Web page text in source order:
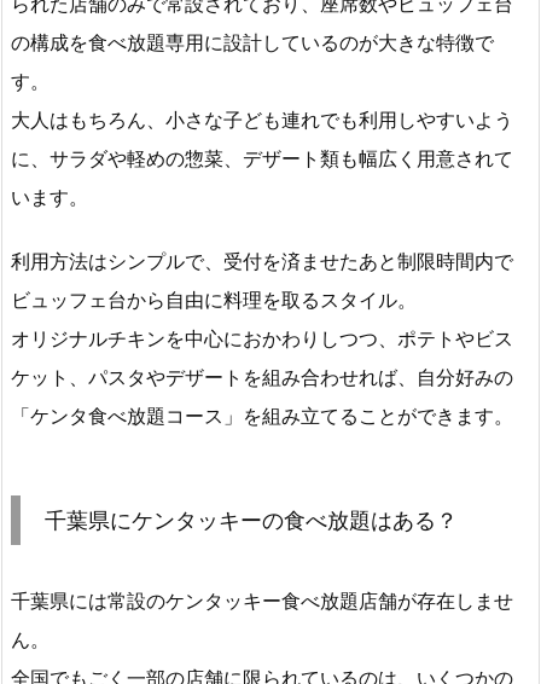
の構成を食べ放題専用に設計しているのが大きな特徴で
す。
大人はもちろん、小さな子ども連れでも利用しやすいよう
に、サラダや軽めの惣菜、デザート類も幅広く用意されて
います。
利用方法はシンプルで、受付を済ませたあと制限時間内で
ビュッフェ台から自由に料理を取るスタイル。
オリジナルチキンを中心におかわりしつつ、ポテトやビス
ケット、パスタやデザートを組み合わせれば、自分好みの
「ケンタ食べ放題コース」を組み立てることができます。
千葉県にケンタッキーの食べ放題はある？
千葉県には常設のケンタッキー食べ放題店舗が存在しませ
ん。
全国でもごく一部の店舗に限られているのは、いくつかの